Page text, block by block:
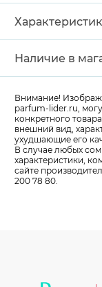
Наличие в
Внимание!
parfum-lider.ru,
конкретного
внешний вид,
ухудшающие его
В случае любых
характеристики,
сайте
200 78 80.